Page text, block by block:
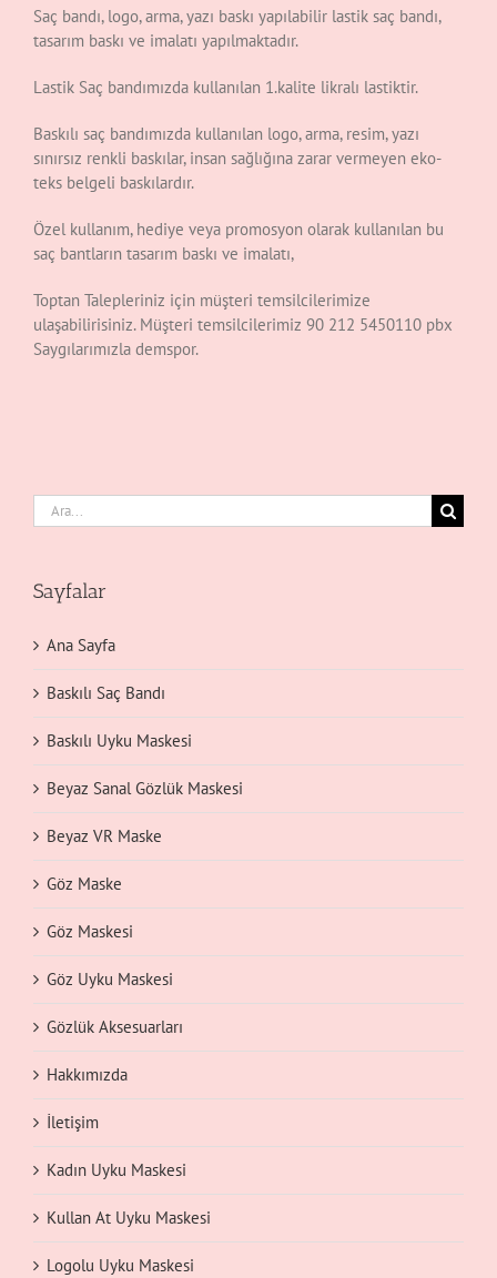
Saç bandı, logo, arma, yazı baskı yapılabilir lastik saç bandı,
tasarım baskı ve imalatı yapılmaktadır.
Lastik Saç bandımızda kullanılan 1.kalite likralı lastiktir.
Baskılı saç bandımızda kullanılan logo, arma, resim, yazı
sınırsız renkli baskılar, insan sağlığına zarar vermeyen eko-
teks belgeli baskılardır.
Özel kullanım, hediye veya promosyon olarak kullanılan bu
saç bantların tasarım baskı ve imalatı,
Toptan Talepleriniz için müşteri temsilcilerimize
ulaşabilirisiniz. Müşteri temsilcilerimiz 90 212 5450110 pbx
Saygılarımızla demspor.
Ara:
Sayfalar
Ana Sayfa
Baskılı Saç Bandı
Baskılı Uyku Maskesi
Beyaz Sanal Gözlük Maskesi
Beyaz VR Maske
Göz Maske
Göz Maskesi
Göz Uyku Maskesi
Gözlük Aksesuarları
Hakkımızda
İletişim
Kadın Uyku Maskesi
Kullan At Uyku Maskesi
Logolu Uyku Maskesi